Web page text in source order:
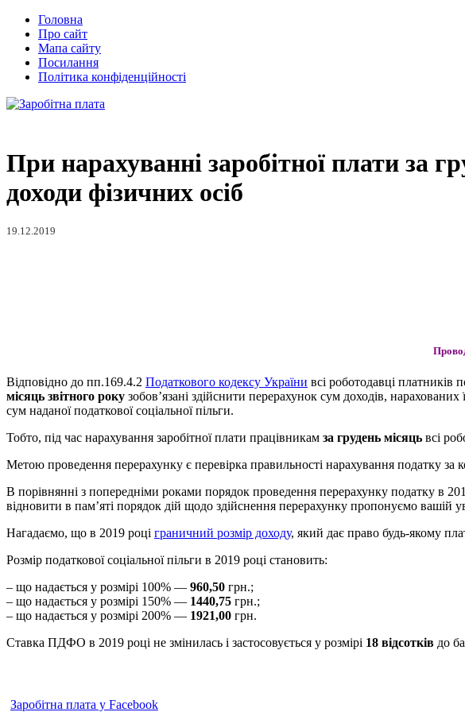
Головна
Про сайт
Мапа сайту
Посилання
Політика конфіденційності
При нарахуванні заробітної плати за
доходи фізичних осіб
19.12.2019
Відповідно до пп.169.4.2 Податкового кодексу України всі роботодавці платників
місяць звітного року зобов’язані здійснити перерахунок сум доходів,
сум наданої податкової соціальної пільги.
Тобто, під час нарахування заробітної плати працівникам за грудень місяць всі
Метою проведення перерахунку є перевірка правильності нарахування податку за
В порівнянні з попередніми роками порядок проведення перерахунку податку в
відновити в пам’яті порядок дій щодо здійснення перерахунку пропонуємо вашій
Нагадаємо, що в 2019 році граничний розмір доходу, який дає право будь-якому
Розмір податкової соціальної пільги в 2019 році становить:
– що надається у розмірі 100% — 960,50 грн.;
– що надається у розмірі 150% — 1440,75 грн.;
– що надається у розмірі 200% — 1921,00 грн.
Ставка ПДФО в 2019 році не змінилась і застосовується у розмірі 18 відсотків до
Заробітна плата у Facebook